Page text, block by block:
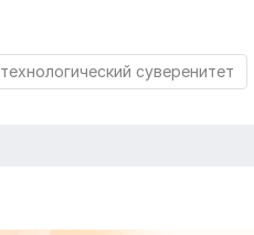
технологический суверенитет